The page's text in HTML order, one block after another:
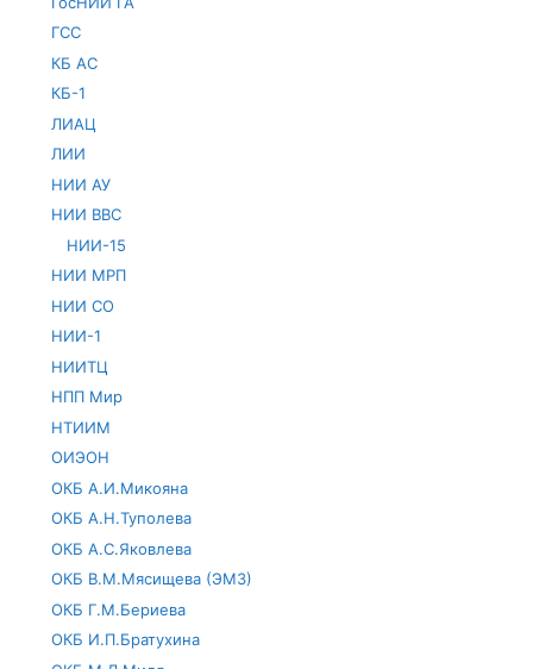
ГСС
КБ АС
КБ-1
ЛИАЦ
ЛИИ
НИИ АУ
НИИ ВВС
НИИ-15
НИИ МРП
НИИ СО
НИИ-1
НИИТЦ
НПП Мир
НТИИМ
ОИЭОН
ОКБ А.И.Микояна
ОКБ А.Н.Туполева
ОКБ А.С.Яковлева
ОКБ В.М.Мясищева (ЭМЗ)
ОКБ Г.М.Бериева
ОКБ И.П.Братухина